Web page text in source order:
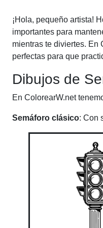
¡Hola, pequeño artista!
importantes para
mientras te diviertes. En
perfectas para que
Dibujos de
En ColorearW.net
Semáforo clásico: Con